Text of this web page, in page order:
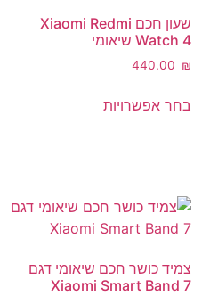
את
שעון חכם Xiaomi Redmi
Watch 4 שיאומי
‎440.00 ₪
בחר אפשרויותזה
לבחור
את
האפשרויות
בעמוד
צמיד כושר חכם שיאומי דגם
Xiaomi Smart Band 7